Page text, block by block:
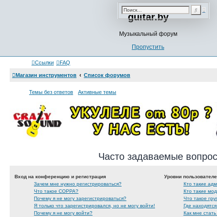
guitar.by
Музыкальный форум
Пропустить
П
о
Р
с
к
Ссылки FAQ
Магазин инструментов Список форумов
Темы без ответов Активные темы
Часто задаваемые
Вход на конференцию и регистрация
Зачем мне нужно регистрироваться?
Что такое COPPA?
Почему я не могу зарегистрироваться?
Я только что зарегистрировался, но не могу войти!
Почему я не могу войти?
Уровни
Кто такие
Кто такие
Что такое
Где
Как мне